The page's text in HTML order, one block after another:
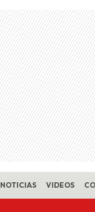
NOTICIAS VIDEOS